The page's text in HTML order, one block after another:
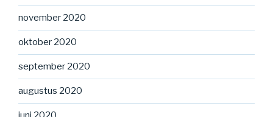
november 2020
oktober 2020
september 2020
augustus 2020